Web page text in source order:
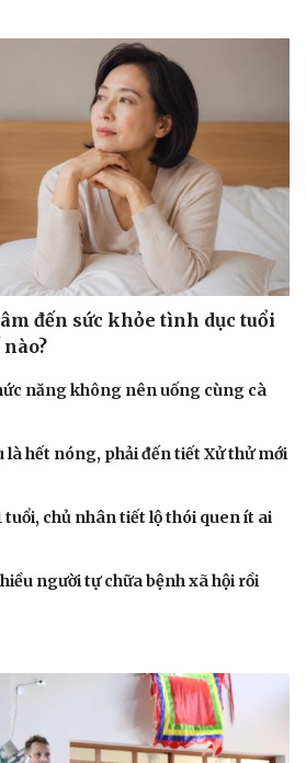
đến sức khỏe tình dục tuổi
năng không nên uống cùng cà
hết nóng, phải đến tiết Xử thử mới
tuổi, chủ nhân tiết lộ thói quen ít ai
người tự chữa bệnh xã hội rồi